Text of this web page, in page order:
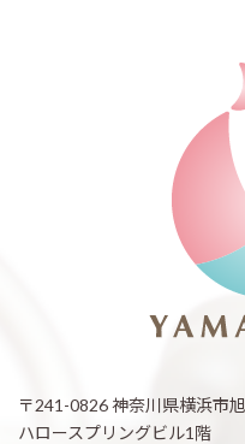
〒241-0826 神奈川県横浜市
ハロースプリングビル1階